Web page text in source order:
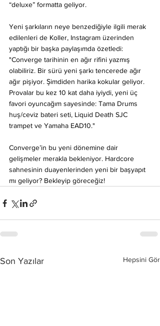
“deluxe” formatta geliyor.
Yeni şarkıların neye benzediğiyle ilgili merak
edilenleri de Koller, Instagram üzerinden
yaptığı bir başka paylaşımda özetledi:
"Converge tarihinin en ağır rifini yazmış
olabiliriz. Bir sürü yeni şarkı tencerede ağır
ağır pişiyor. Şimdiden harika kokular geliyor.
Provalar bu kez 10 kat daha iyiydi, yeni üç
favori oyuncağım sayesinde: Tama Drums
huş/ceviz bateri seti, Liquid Death SJC
trampet ve Yamaha EAD10."
Converge’in bu yeni dönemine dair
gelişmeler merakla bekleniyor. Hardcore
sahnesinin duayenlerinden yeni bir başyapıt
mı geliyor? Bekleyip göreceğiz!
Son Yazılar Hepsini Gör